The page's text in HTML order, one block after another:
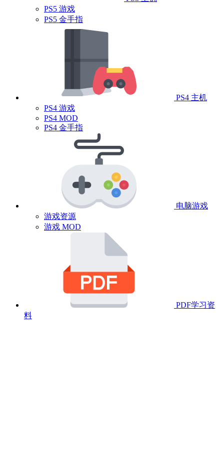
PS5 游戏
PS5 金手指
PS4 主机
PS4 游戏
PS4 MOD
PS4 金手指
电脑游戏
游戏资源
游戏 MOD
PDF学习资
料